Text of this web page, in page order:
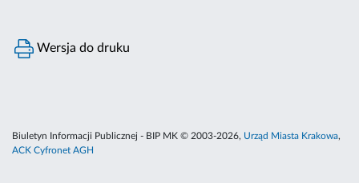
Wersja do druku
Biuletyn Informacji Publicznej - BIP MK © 2003-2026, Urząd Miasta Krakowa,
ACK Cyfronet AGH